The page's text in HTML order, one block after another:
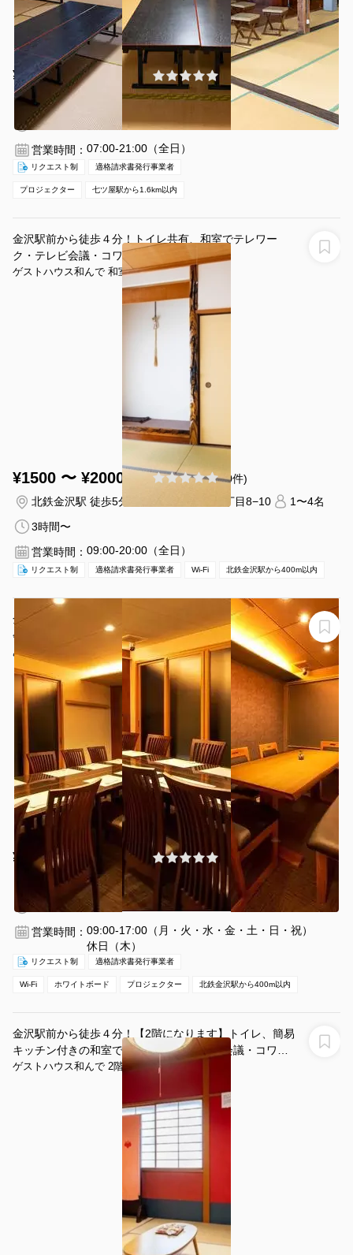
¥1980 〜 ¥1980
(0件)
七ツ屋駅 徒歩25分石川県金沢市東山２−１４−５９
1〜60名
1時間〜
営業時間： 07:00-21:00（全日）
リクエスト制 適格請求書発行事業者
プロジェクター 七ツ屋駅から1.6km以内
金沢駅前から徒歩４分！トイレ共有、和室でテレワー
ク・テレビ会議・コワーキング
ゲストハウス和んで 和室
¥1500 〜 ¥2000
(0件)
北鉄金沢駅 徒歩5分
石川県金沢市本町1丁目8−10
1〜4名
3時間〜
営業時間： 09:00-20:00（全日）
リクエスト制 適格請求書発行事業者 Wi-Fi 北鉄金沢駅から400m以内
金沢駅より徒歩5分、近隣にコイン🅿️有りで好アクセス。
会場は新しくて広々とした空間。ビジネスからプライベ
ートでのご利用可能です
あかめ寿し ビジネス利用
¥1870 〜 ¥2200 /時間
(0件)
北鉄金沢駅 徒歩5分
石川県金沢市本町1-9-15
3時間〜
営業時間： 09:00-17:00（月・火・水・金・土・日・祝）
休日（木）
リクエスト制 適格請求書発行事業者
Wi-Fi ホワイトボード プロジェクター 北鉄金沢駅から400m以内
金沢駅前から徒歩４分！【2階になります】トイレ、簡易
キッチン付きの和室でテレワーク・テレビ会議・コワー
キング
ゲストハウス和んで 2階